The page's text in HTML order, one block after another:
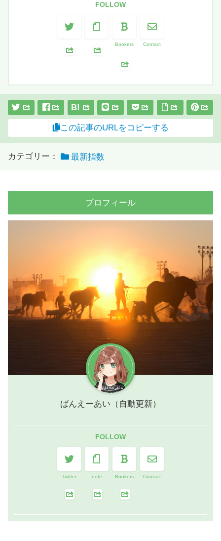
FOLLOW
Bookers Contact
B!
この記事のURLをコピーする
カテゴリー： 最新指数
プロフィール
ばんえーあい（自動更新）
FOLLOW
Twitter note Bookers Contact